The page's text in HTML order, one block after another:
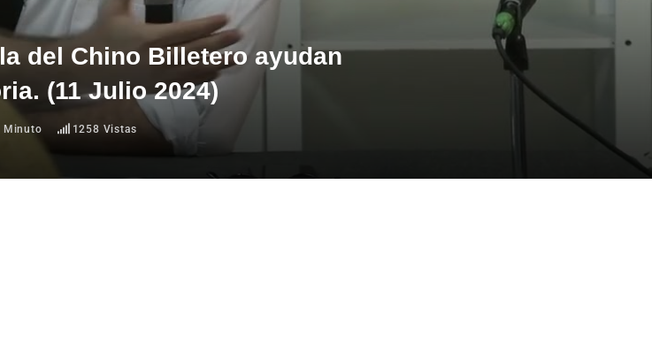
del Chino Billetero ayudan
(11 Julio 2024)
Minuto 1258 Vistas